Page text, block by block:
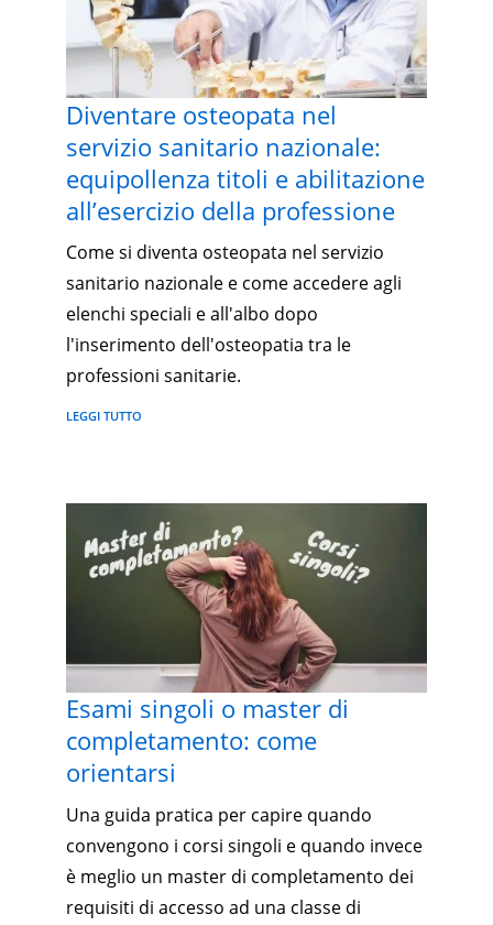
Diventare osteopata nel
servizio sanitario nazionale:
equipollenza titoli e abilitazione
all’esercizio della professione
Come si diventa osteopata nel servizio
sanitario nazionale e come accedere agli
elenchi speciali e all'albo dopo
l'inserimento dell'osteopatia tra le
professioni sanitarie.
LEGGI TUTTO
Esami singoli o master di
completamento: come
orientarsi
Una guida pratica per capire quando
convengono i corsi singoli e quando invece
è meglio un master di completamento dei
requisiti di accesso ad una classe di